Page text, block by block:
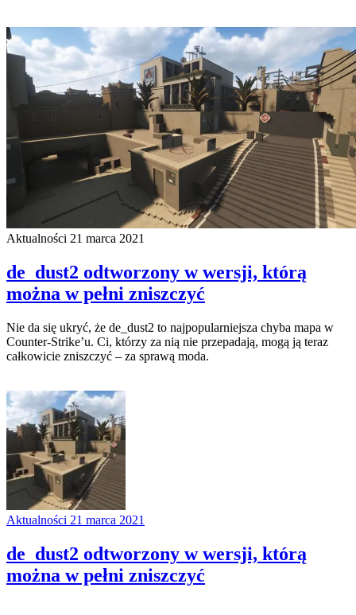
Aktualności 21 marca 2021
de_dust2 odtworzony w wersji, którą
można w pełni zniszczyć
Nie da się ukryć, że de_dust2 to najpopularniejsza chyba mapa w
Counter-Strike’u. Ci, którzy za nią nie przepadają, mogą ją teraz
całkowicie zniszczyć – za sprawą moda.
Aktualności 21 marca 2021
de_dust2 odtworzony w wersji, którą
można w pełni zniszczyć